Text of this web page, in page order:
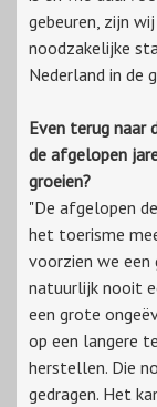
gebeuren, zijn
noodzakelijke
Nederland in de
Even terug naar
de afgelopen
groeien?
"De afgelopen
het toerisme
voorzien we een
natuurlijk nooit
een grote
op een langere
herstellen. Die
gedragen. Het